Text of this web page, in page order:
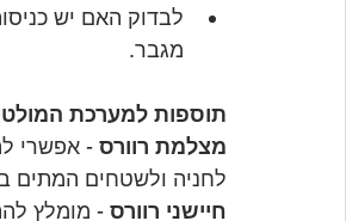
לבדוק האם יש
מגבר.
תוספות למערכת
מצלמת רוורס - אפשרי
לחניה ולשטחים המתים
חיישני רוורס - מומלץ